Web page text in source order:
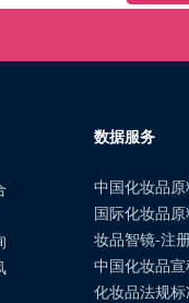
数据服务
中国化妆品
国际化妆品
妆品智镜-注
中国化妆品
化妆品法规